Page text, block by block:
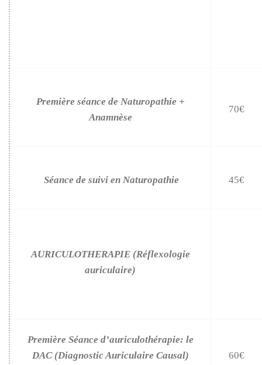
Première séance de Naturopathie +
Anamnèse
70€
Séance de suivi en Naturopathie 45€
AURICULOTHERAPIE (Réflexologie
auriculaire)
Première Séance d’auriculothérapie: le
DAC (Diagnostic Auriculaire Causal)
60€